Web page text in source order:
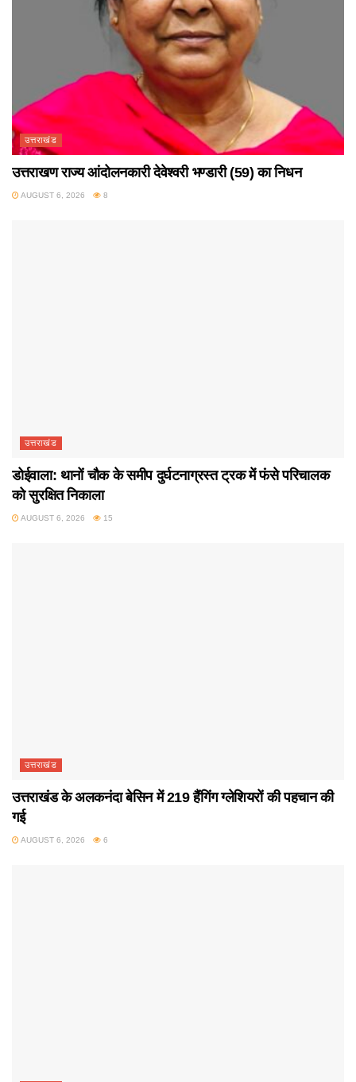
उत्तराखंड
उत्तराखण राज्य आंदोलनकारी देवेश्वरी भण्डारी (59) का निधन
AUGUST 6, 2026 8
उत्तराखंड
डोईवाला: थानों चौक के समीप दुर्घटनाग्रस्त ट्रक में फंसे परिचालक
को सुरक्षित निकाला
AUGUST 6, 2026 15
उत्तराखंड
उत्तराखंड के अलकनंदा बेसिन में 219 हैंगिंग ग्लेशियरों की पहचान की
गई
AUGUST 6, 2026 6